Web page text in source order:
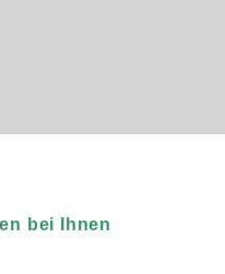
bei Ihnen